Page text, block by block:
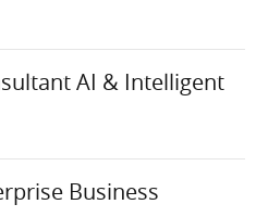
AI & Intelligent
Business